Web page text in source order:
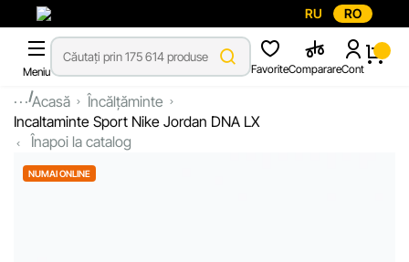
RU RO
Meniu FavoriteComparareCont
...Acasă
Încălțăminte
Incaltaminte Sport Nike Jordan DNA LX
Înapoi la catalog
NUMAI ONLINE